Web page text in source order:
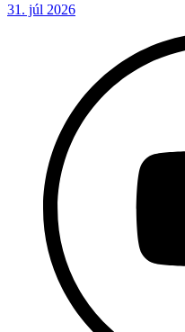
31. júl 2026